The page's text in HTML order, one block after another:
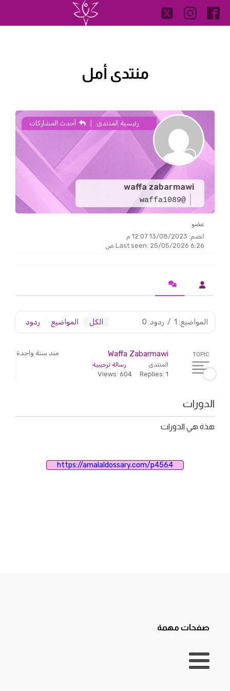
منتدى أمل
waffa zabarmawi
@waffa1089
رئيسية المنتدى أحدث المشاركات
عضو
انضم: 13/08/2023 12:07 م
Last seen: 25/05/2026 6:26 ص
المواضيع: 1 / ردود: 0 الكل المواضيع ردود
TOPIC
Waffa Zabarmawi مند سنة واحدة
المنتدى رسالة ترحيبية
Replies: 1
Views: 604
الدورات
هذة هي الدورات
https://amalaldossary.com/p4564
صفحات مهمة